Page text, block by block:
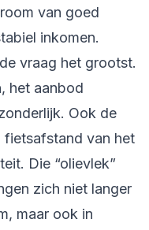
van goed
inkomen.
vraag het grootst.
het aanbod
Ook de
fietsafstand van het
Die “olievlek”
zich niet langer
maar ook in